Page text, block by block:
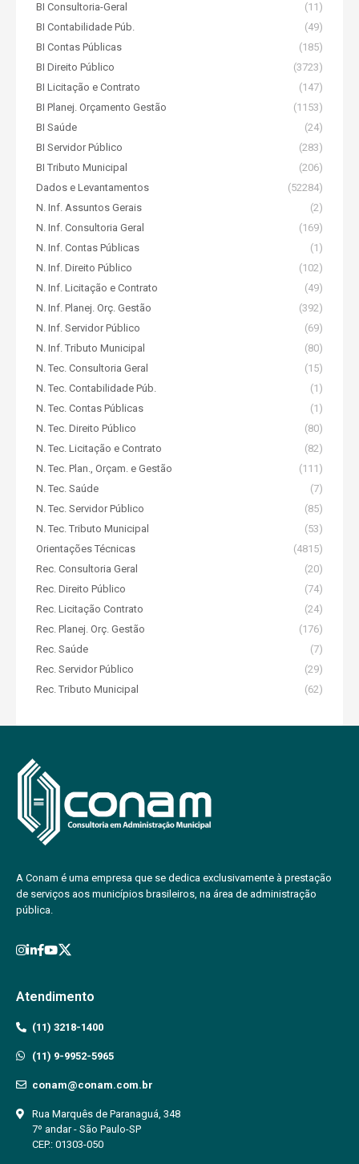
BI Consultoria-Geral
(11)
BI Contabilidade Púb.
(49)
BI Contas Públicas
(185)
BI Direito Público
(3723)
BI Licitação e Contrato
(147)
BI Planej. Orçamento Gestão
(1153)
BI Saúde
(24)
BI Servidor Público
(283)
BI Tributo Municipal
(206)
Dados e Levantamentos
(52284)
N. Inf. Assuntos Gerais
(2)
N. Inf. Consultoria Geral
(169)
N. Inf. Contas Públicas
(1)
N. Inf. Direito Público
(102)
N. Inf. Licitação e Contrato
(49)
N. Inf. Planej. Orç. Gestão
(392)
N. Inf. Servidor Público
(69)
N. Inf. Tributo Municipal
(80)
N. Tec. Consultoria Geral
(15)
N. Tec. Contabilidade Púb.
(1)
N. Tec. Contas Públicas
(1)
N. Tec. Direito Público
(80)
N. Tec. Licitação e Contrato
(82)
N. Tec. Plan., Orçam. e Gestão
(111)
N. Tec. Saúde
(7)
N. Tec. Servidor Público
(85)
N. Tec. Tributo Municipal
(53)
Orientações Técnicas
(4815)
Rec. Consultoria Geral
(20)
Rec. Direito Público
(74)
Rec. Licitação Contrato
(24)
Rec. Planej. Orç. Gestão
(176)
Rec. Saúde
(7)
Rec. Servidor Público
(29)
Rec. Tributo Municipal
(62)
A Conam é uma empresa que se dedica exclusivamente à prestação
de serviços aos municípios brasileiros, na área de administração
pública.
Atendimento
(11) 3218-1400
(11) 9-9952-5965
conam@conam.com.br
Rua Marquês de Paranaguá, 348
7º andar - São Paulo-SP
CEP.: 01303-050